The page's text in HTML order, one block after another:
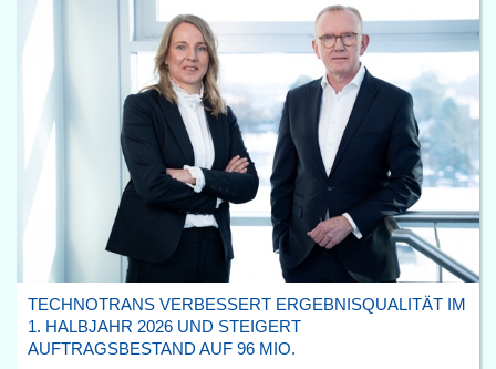
TECHNOTRANS VERBESSERT ERGEBNISQUALITÄT IM
1. HALBJAHR 2026 UND STEIGERT
AUFTRAGSBESTAND AUF 96 MIO.